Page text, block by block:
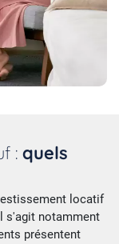
: quels
locatif
s'agit notamment
présentent